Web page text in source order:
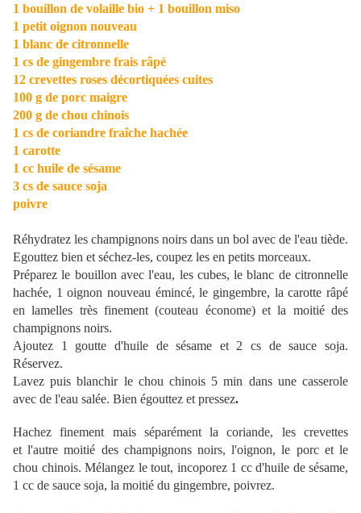
1 bouillon de volaille bio + 1 bouillon miso
1 petit oignon nouveau
1 blanc de citronnelle
1 cs de gingembre frais râpé
12 crevettes roses décortiquées cuites
100 g de porc maigre
200 g de chou chinois
1 cs de coriandre fraîche hachée
1 carotte
1 cc huile de sésame
3 cs de sauce soja
poivre
Réhydratez les champignons noirs dans un bol avec de l'eau tiède.
Egouttez bien et séchez-les, coupez les en petits morceaux.
Préparez le bouillon avec l'eau, les cubes, le blanc de citronnelle
hachée, 1 oignon nouveau émincé, le gingembre, la carotte râpé
en lamelles très finement (couteau économe) et la moitié des
champignons noirs.
Ajoutez 1 goutte d'huile de sésame et 2 cs de sauce soja.
Réservez.
Lavez puis blanchir le chou chinois 5 min dans une casserole
avec de l'eau salée. Bien égouttez et pressez.
Hachez finement mais séparément la coriande, les crevettes
et l'autre moitié des champignons noirs, l'oignon, le porc et le
chou chinois. Mélangez le tout, incoporez 1 cc d'huile de sésame,
1 cc de sauce soja, la moitié du gingembre, poivrez.